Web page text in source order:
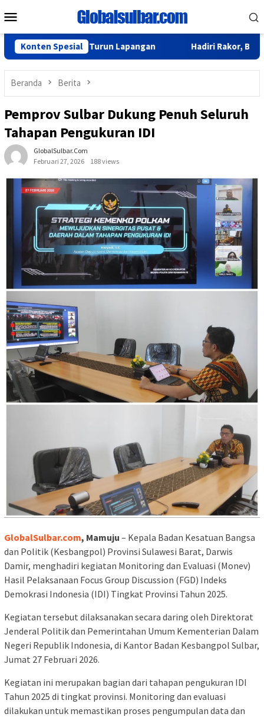
ke
Mobile
Konten Spesial
Sulbar Turun Lapangan Hadiri Rakor, Biro Organisasi
Beranda Berita
Pemprov Sulbar Dukung Penuh Seluruh
Tahapan Pengukuran IDI
GlobalSulbar.com
Februari 27, 2026
188 views
GlobalSulbar.com, Mamuju – Kepala Badan Kesatuan Bangsa
dan Politik (Kesbangpol) Provinsi Sulawesi Barat, Darwis
Damir, menghadiri kegiatan Monitoring dan Evaluasi (Monev)
Hasil Pelaksanaan Focus Group Discussion (FGD) Indeks
Demokrasi Indonesia (IDI) Tingkat Provinsi Tahun 2025.
Kegiatan tersebut dilaksanakan secara daring oleh Direktorat
Jenderal Politik dan Pemerintahan Umum Kementerian Dalam
Negeri Republik Indonesia, di Kantor Badan Kesbangpol Sulbar,
Jumat 27 Februari 2026.
Kegiatan ini merupakan bagian dari tahapan pengukuran IDI
Tahun 2025 di tingkat provinsi. Monitoring dan evaluasi
dilakukan untuk memastikan proses pengumpulan data dan